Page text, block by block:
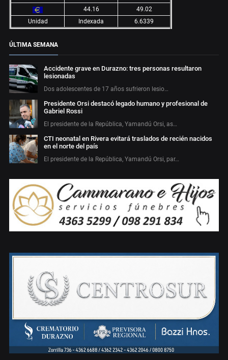
44.16
49.02
Unidad
Indexada 6.6339
ÚLTIMA SEMANA
Accidente grave en Durazno: tres personas resultaron
lesionadas
Dos adolescentes de 17 años sufrieron lesio…
Presidente Orsi destacó legado humano y profesional de
Gabriel Rossi
El presidente de la República, Yamandú Orsi, as…
CTI neonatal en Rivera evitará traslados de recién nacidos
en el norte del país
El presidente de la República, Yamandú Orsi, par…